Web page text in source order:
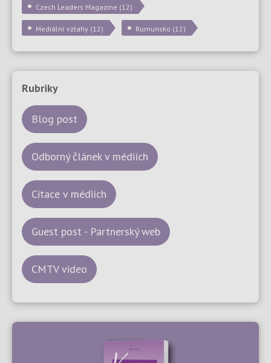
Czech Leaders Magazine (12)
Mediální vztahy (12) Rumunsko (12)
Rubriky
Blog post
Odborný článek v médiích
Citace v médiích
Guest post - Partnerský web
CMTV video